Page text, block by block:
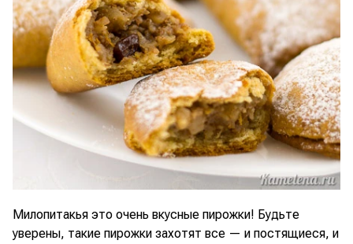
Милопитакья это очень вкусные пирожки! Будьте
уверены, такие пирожки захотят все — и постящиеся, и